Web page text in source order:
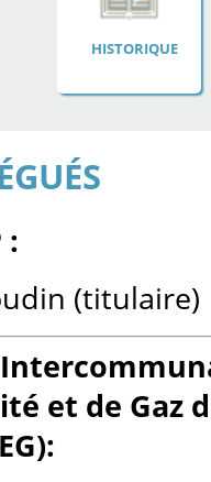
HISTORIQUE
:
(titulaire)
et de Gaz